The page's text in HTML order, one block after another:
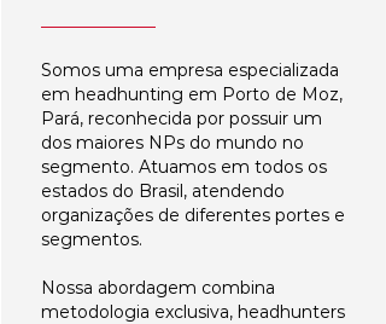
Somos uma empresa especializada
em headhunting em Porto de Moz,
Pará, reconhecida por possuir um
dos maiores NPs do mundo no
segmento. Atuamos em todos os
estados do Brasil, atendendo
organizações de diferentes portes e
segmentos.
Nossa abordagem combina
metodologia exclusiva, headhunters